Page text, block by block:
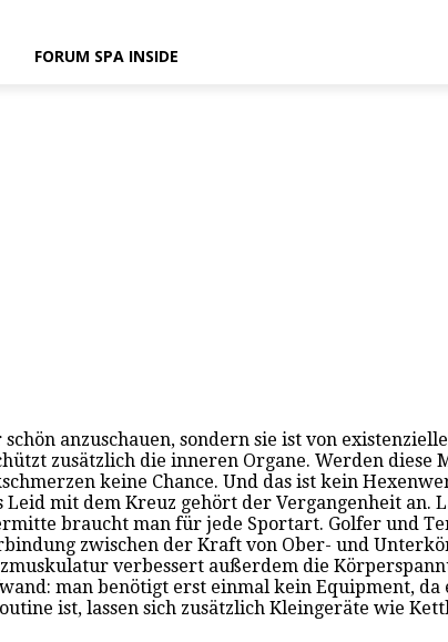
FORUM SPA INSIDE
anzuschauen, sondern sie ist von
zusätzlich die inneren Organe. Werden diese
keine Chance. Und das ist kein
mit dem Kreuz gehört der Vergangenheit an.
braucht man für jede Sportart. Golfer und
zwischen der Kraft von Ober- und
verbessert außerdem die
man benötigt erst einmal kein Equipment,
ist, lassen sich zusätzlich Kleingeräte wie